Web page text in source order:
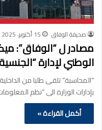
صحيفة الوفاق 15 أكتوبر، 2025
مصادر ل “الوفاق”:
الوطني لإدارة
“المحاسبة” تلقى طلبا من
بإدارات الوزارة الى “نظم المعلومات”
أكمل القراءة »